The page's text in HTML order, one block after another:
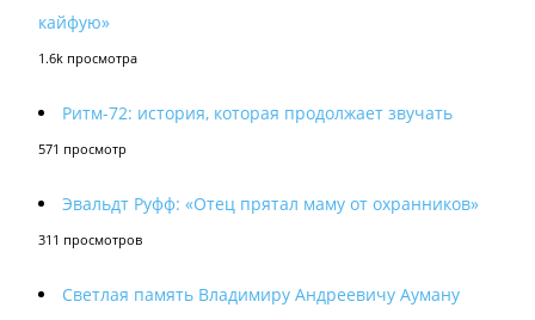
кайфую»
1.6k просмотра
Ритм-72: история, которая продолжает звучать
571 просмотр
Эвальдт Руфф: «Отец прятал маму от охранников»
311 просмотров
Светлая память Владимиру Андреевичу Ауману